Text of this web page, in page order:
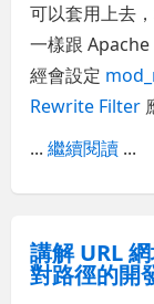
可以套用上去
一樣跟 Apache
經會設定
Rewrite Filter
...繼續閱讀 ...
講解 URL
對路徑的開